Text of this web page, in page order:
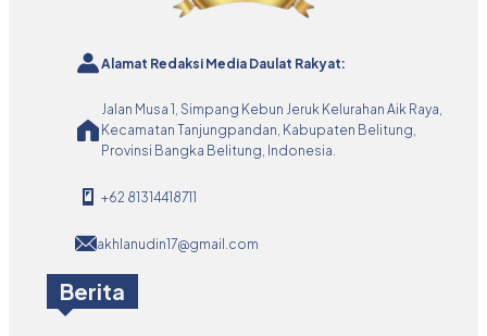
Alamat Redaksi Media Daulat Rakyat:
Jalan Musa 1, Simpang Kebun Jeruk Kelurahan Aik Raya,
Kecamatan Tanjungpandan, Kabupaten Belitung,
Provinsi Bangka Belitung, Indonesia.
+62 81314418711
akhlanudin17@gmail.com
Berita